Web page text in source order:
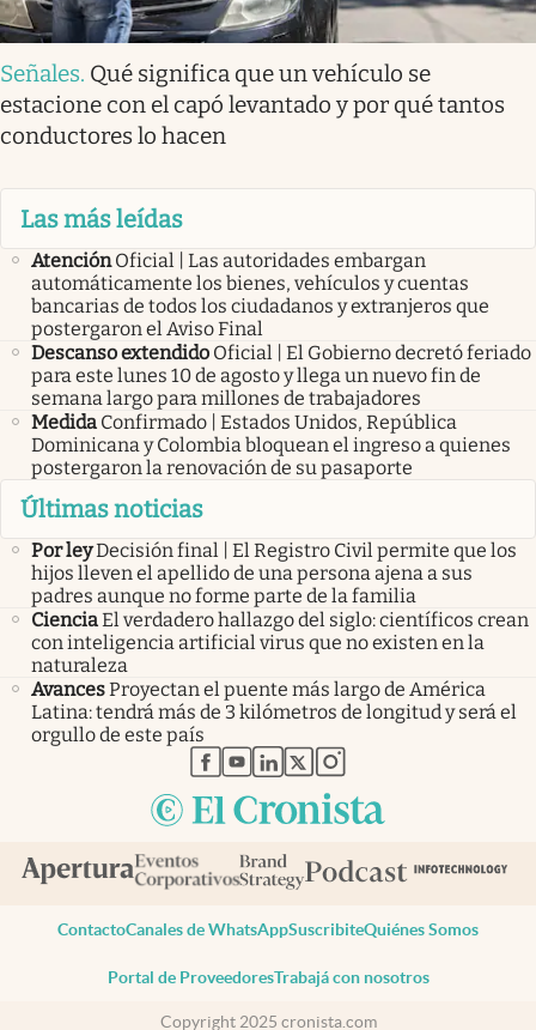
Señales. Qué significa que un vehículo se
estacione con el capó levantado y por qué tantos
conductores lo hacen
Las más leídas
Atención Oficial | Las autoridades embargan
automáticamente los bienes, vehículos y cuentas
bancarias de todos los ciudadanos y extranjeros que
postergaron el Aviso Final
Descanso extendido Oficial | El Gobierno decretó feriado
para este lunes 10 de agosto y llega un nuevo fin de
semana largo para millones de trabajadores
Medida Confirmado | Estados Unidos, República
Dominicana y Colombia bloquean el ingreso a quienes
postergaron la renovación de su pasaporte
Últimas noticias
Por leyDecisión final | El Registro Civil permite que los
hijos lleven el apellido de una persona ajena a sus
padres aunque no forme parte de la familia
CienciaEl verdadero hallazgo del siglo: científicos crean
con inteligencia artificial virus que no existen en la
naturaleza
AvancesProyectan el puente más largo de América
Latina: tendrá más de 3 kilómetros de longitud y será el
orgullo de este país
abre en nueva pestaña
abre en nueva pestaña
abre en nueva pestaña
abre en nueva pestaña
abre en nueva pestaña
ContactoCanales de WhatsAppSuscribiteQuiénes Somos
Portal de ProveedoresTrabajá con nosotros
Copyright 2025 cronista.com